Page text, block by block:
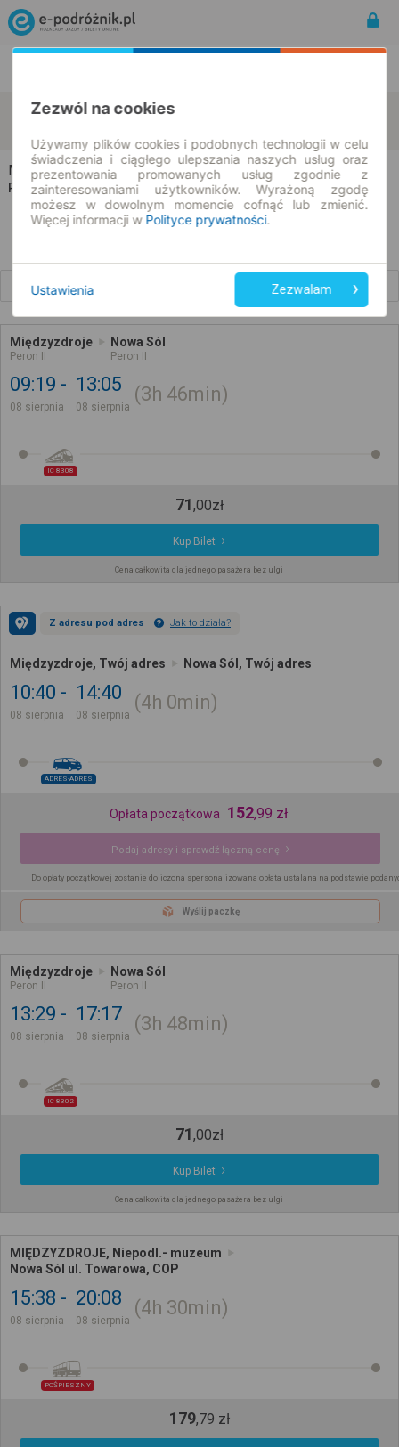
Międzyzdroje
Nowa Sól
Międzyzdroje → Nowa Sól
Rozkład jazdy i bilety
Międzyzdroje
Peron II
Nowa Sól
Peron II
09:19
08 sierpnia
13:05
08 sierpnia
3h 46min
IC 8308
71,00zł
Kup Bilet
Cena całkowita dla jednego pasażera bez ulgi
Z adresu pod adres Jak to działa?
Międzyzdroje, Twój adres Nowa Sól, Twój adres
10:40
08 sierpnia
14:40
08 sierpnia
4h 0min
ADRES-ADRES
Opłata początkowa 152,99 zł
Podaj adresy i sprawdź łączną cenę
Do opłaty początkowej zostanie doliczona spersonalizowana opłata ustalana na podstawie
Wyślij paczkę
Międzyzdroje
Peron II
Nowa Sól
Peron II
13:29
08 sierpnia
17:17
08 sierpnia
3h 48min
IC 8302
71,00zł
Kup Bilet
Cena całkowita dla jednego pasażera bez ulgi
MIĘDZYZDROJE, Niepodl.- muzeum
Nowa Sól ul. Towarowa, COP
15:38
08 sierpnia
20:08
08 sierpnia
4h 30min
POŚPIESZNY
179,79 zł
Zezwól na cookies
Używamy plików cookies i podobnych technologii w celu
świadczenia i ciągłego ulepszania naszych usług oraz
prezentowania promowanych usług zgodnie z
zainteresowaniami użytkowników. Wyrażoną zgodę
możesz w dowolnym momencie cofnąć lub zmienić.
Więcej informacji w Polityce prywatności.
Ustawienia Zezwalam